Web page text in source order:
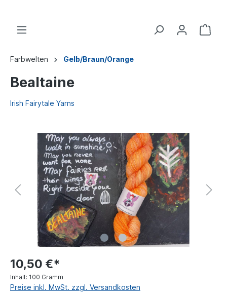
Farbwelten Gelb/Braun/Orange
Bealtaine
Irish Fairytale Yarns
10,50 €*
Inhalt: 100 Gramm
Preise inkl. MwSt. zzgl. Versandkosten